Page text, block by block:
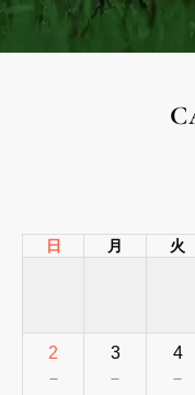
日 月 火
2
－
3
－
4
－